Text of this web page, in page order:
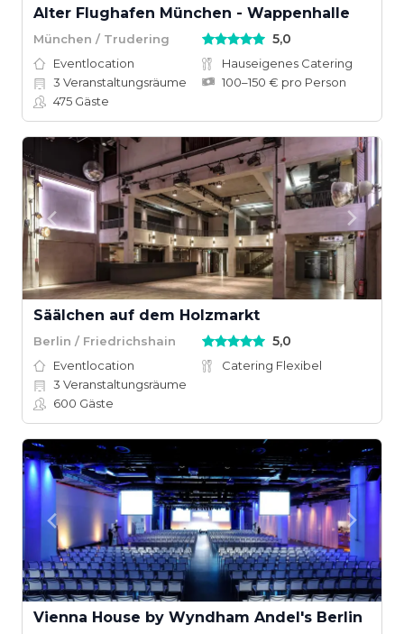
Alter Flughafen München - Wappenhalle
München / Trudering 5,0
Eventlocation
Hauseigenes Catering
3 Veranstaltungsräume
100–150 € pro Person
475 Gäste
Säälchen auf dem Holzmarkt
Berlin / Friedrichshain 5,0
Eventlocation
Catering Flexibel
3 Veranstaltungsräume
600 Gäste
Vienna House by Wyndham Andel's Berlin